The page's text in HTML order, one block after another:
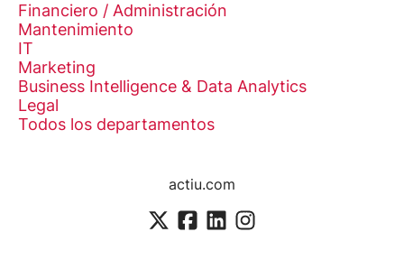
Financiero / Administración
Mantenimiento
IT
Marketing
Business Intelligence & Data Analytics
Legal
Todos los departamentos
actiu.com